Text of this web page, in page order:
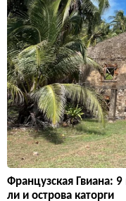
Французская Гвиана:
ли и острова каторги